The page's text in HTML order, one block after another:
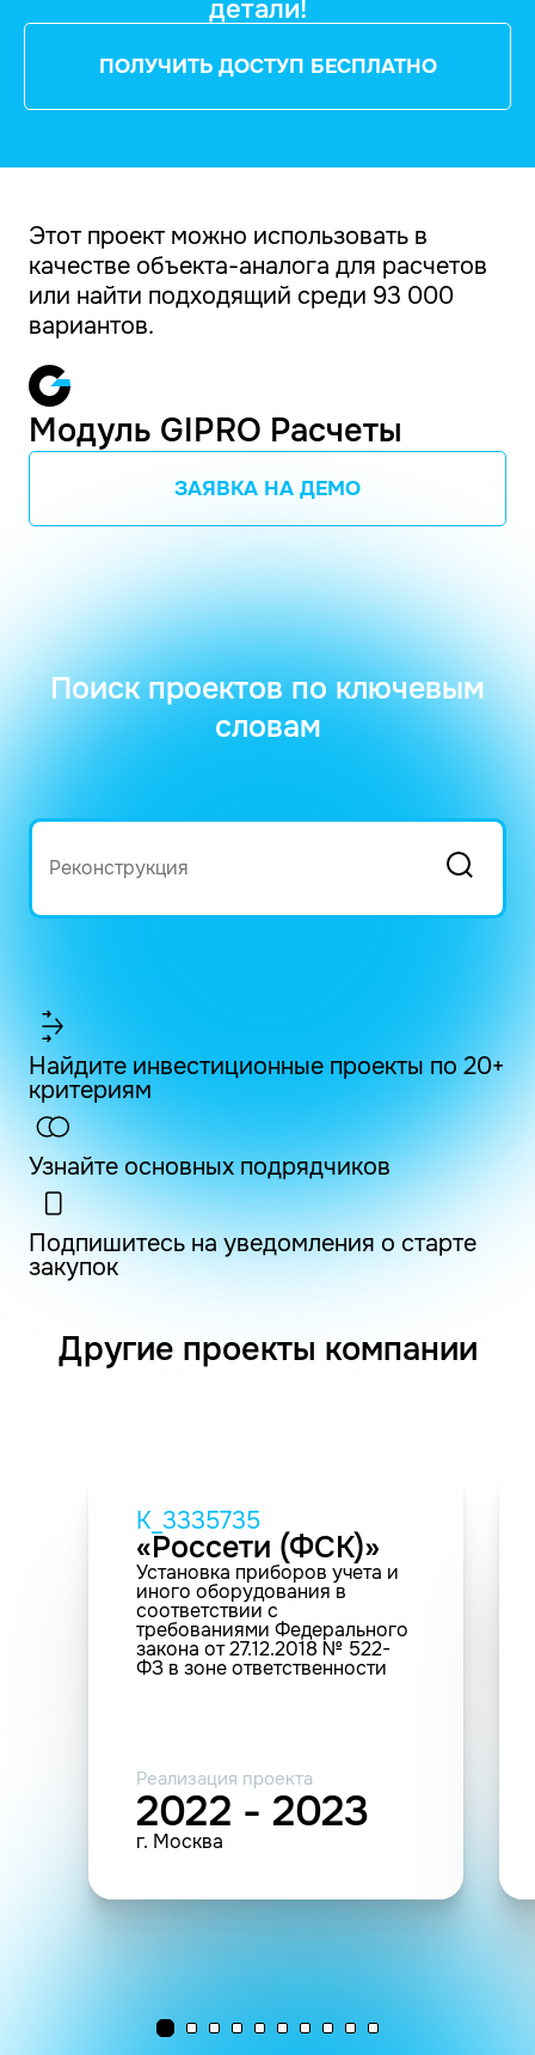
детали!
ПОЛУЧИТЬ ДОСТУП БЕСПЛАТНО
Этот проект можно использовать в
качестве объекта-аналога для расчетов
или найти подходящий среди 93 000
вариантов.
Модуль GIPRO Расчеты
ЗАЯВКА НА ДЕМО
Поиск проектов по ключевым
словам
Найдите инвестиционные проекты по 20+
критериям
Узнайте основных подрядчиков
Подпишитесь на уведомления о старте
закупок
Другие проекты компании
K_3335735
«Россети (ФСК)»
Установка приборов учета и
иного оборудования в
соответствии с
требованиями Федерального
закона от 27.12.2018 № 522-
ФЗ в зоне ответственности
Реализация проекта
2022 - 2023
г. Москва